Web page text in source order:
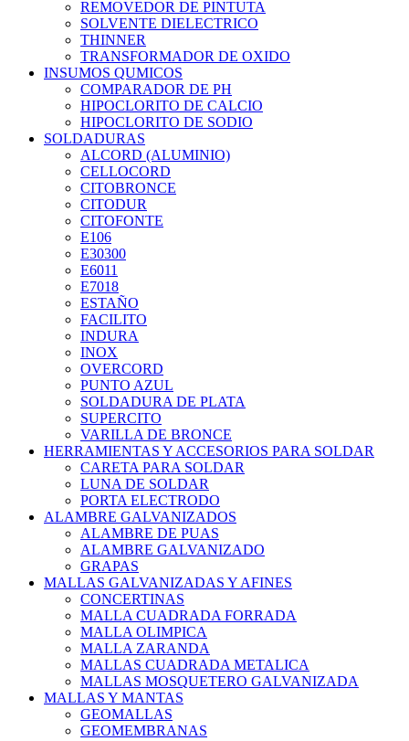
REMOVEDOR DE PINTUTA
SOLVENTE DIELECTRICO
THINNER
TRANSFORMADOR DE OXIDO
INSUMOS QUMICOS
COMPARADOR DE PH
HIPOCLORITO DE CALCIO
HIPOCLORITO DE SODIO
SOLDADURAS
ALCORD (ALUMINIO)
CELLOCORD
CITOBRONCE
CITODUR
CITOFONTE
E106
E30300
E6011
E7018
ESTAÑO
FACILITO
INDURA
INOX
OVERCORD
PUNTO AZUL
SOLDADURA DE PLATA
SUPERCITO
VARILLA DE BRONCE
HERRAMIENTAS Y ACCESORIOS PARA SOLDAR
CARETA PARA SOLDAR
LUNA DE SOLDAR
PORTA ELECTRODO
ALAMBRE GALVANIZADOS
ALAMBRE DE PUAS
ALAMBRE GALVANIZADO
GRAPAS
MALLAS GALVANIZADAS Y AFINES
CONCERTINAS
MALLA CUADRADA FORRADA
MALLA OLIMPICA
MALLA ZARANDA
MALLAS CUADRADA METALICA
MALLAS MOSQUETERO GALVANIZADA
MALLAS Y MANTAS
GEOMALLAS
GEOMEMBRANAS